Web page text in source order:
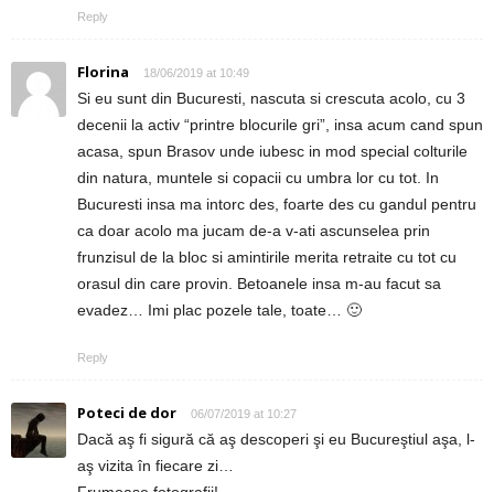
Reply
Florina 18/06/2019 at 10:49
Si eu sunt din Bucuresti, nascuta si crescuta acolo, cu 3
decenii la activ “printre blocurile gri”, insa acum cand spun
acasa, spun Brasov unde iubesc in mod special colturile
din natura, muntele si copacii cu umbra lor cu tot. In
Bucuresti insa ma intorc des, foarte des cu gandul pentru
ca doar acolo ma jucam de-a v-ati ascunselea prin
frunzisul de la bloc si amintirile merita retraite cu tot cu
orasul din care provin. Betoanele insa m-au facut sa
evadez… Imi plac pozele tale, toate… 🙂
Reply
Poteci de dor 06/07/2019 at 10:27
Dacă aş fi sigură că aş descoperi şi eu Bucureştiul aşa, l-
aş vizita în fiecare zi…